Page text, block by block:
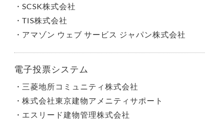
SCSK株式会社
TIS株式会社
アマゾン ウェブ サービス ジャパン株式会社
電子投票システム
三菱地所コミュニティ株式会社
株式会社東京建物アメニティサポート
エスリード建物管理株式会社